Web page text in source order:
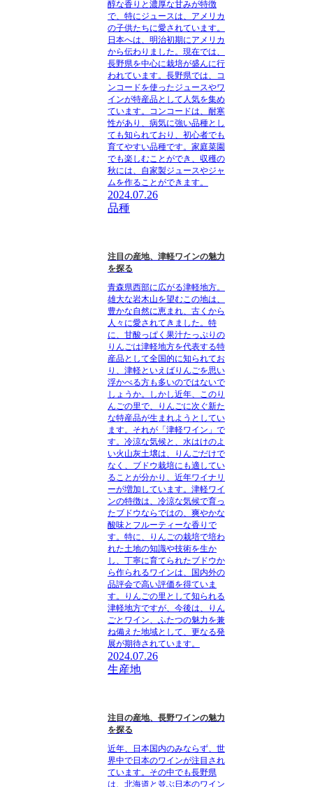
醇な香りと濃厚な甘みが特徴
で、特にジュースは、アメリカ
の子供たちに愛されています。
日本へは、明治初期にアメリカ
から伝わりました。現在では、
長野県を中心に栽培が盛んに行
われています。長野県では、コ
ンコードを使ったジュースやワ
インが特産品として人気を集め
ています。コンコードは、耐寒
性があり、病気に強い品種とし
ても知られており、初心者でも
育てやすい品種です。家庭菜園
でも楽しむことができ、収穫の
秋には、自家製ジュースやジャ
ムを作ることができます。
2024.07.26
品種
注目の産地、津軽ワインの魅力
を探る
青森県西部に広がる津軽地方。
雄大な岩木山を望むこの地は、
豊かな自然に恵まれ、古くから
人々に愛されてきました。特
に、甘酸っぱく果汁たっぷりの
りんごは津軽地方を代表する特
産品として全国的に知られてお
り、津軽といえばりんごを思い
浮かべる方も多いのではないで
しょうか。しかし近年、このり
んごの里で、りんごに次ぐ新た
な特産品が生まれようとしてい
ます。それが「津軽ワイン」で
す。冷涼な気候と、水はけのよ
い火山灰土壌は、りんごだけで
なく、ブドウ栽培にも適してい
ることが分かり、近年ワイナリ
ーが増加しています。津軽ワイ
ンの特徴は、冷涼な気候で育っ
たブドウならではの、爽やかな
酸味とフルーティーな香りで
す。特に、りんごの栽培で培わ
れた土地の知識や技術を生か
し、丁寧に育てられたブドウか
ら作られるワインは、国内外の
品評会で高い評価を得ていま
す。りんごの里として知られる
津軽地方ですが、今後は、りん
ごとワイン、ふたつの魅力を兼
ね備えた地域として、更なる発
展が期待されています。
2024.07.26
生産地
注目の産地、長野ワインの魅力
を探る
近年、日本国内のみならず、世
界中で日本のワインが注目され
ています。その中でも長野県
は、北海道と並ぶ日本のワイン